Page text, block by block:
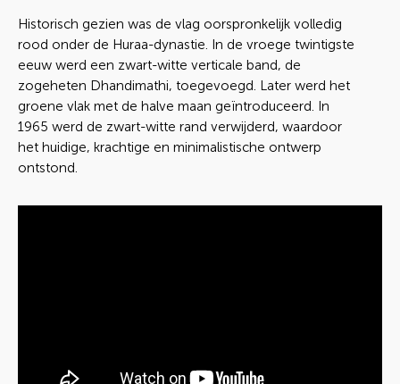
Historisch gezien was de vlag oorspronkelijk volledig
rood onder de Huraa-dynastie. In de vroege twintigste
eeuw werd een zwart-witte verticale band, de
zogeheten Dhandimathi, toegevoegd. Later werd het
groene vlak met de halve maan geïntroduceerd. In
1965 werd de zwart-witte rand verwijderd, waardoor
het huidige, krachtige en minimalistische ontwerp
ontstond.